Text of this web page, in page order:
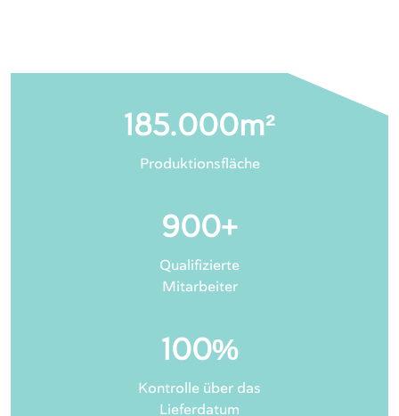
185.000m²
Produktionsfläche
900+
Qualifizierte
Mitarbeiter
100%
Kontrolle über das
Lieferdatum